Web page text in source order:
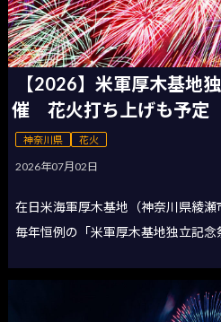
【2026】米軍厚木基地
催 花火打ち上げも予定
神奈川県 花火
2026年07月02日
在日米海軍厚木基地（神奈川県綾
毎年恒例の「米軍厚木基地独立記念